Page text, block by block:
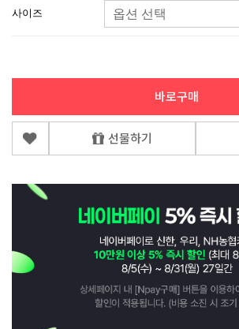
사이즈
바로구매
선물하기